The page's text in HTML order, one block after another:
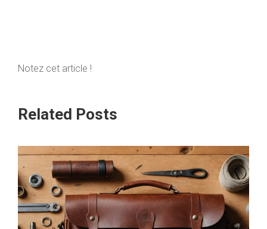
Notez cet article !
Related Posts